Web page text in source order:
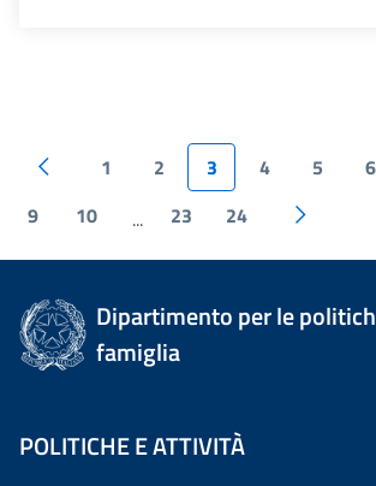
1 2 3 4 5 6
9
10 ... 23 24
Dipartimento per le
famiglia
POLITICHE E ATTIVITÀ